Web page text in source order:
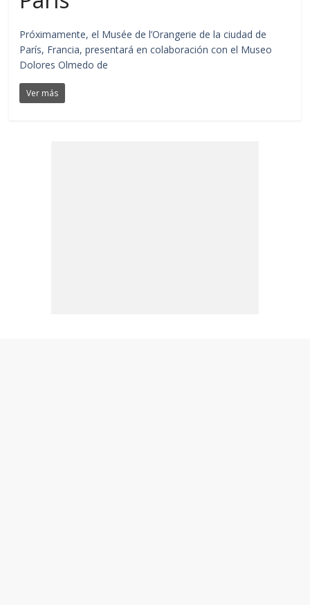
Próximamente, el Musée de l’Orangerie de la ciudad de
París, Francia, presentará en colaboración con el Museo
Dolores Olmedo de
Ver más